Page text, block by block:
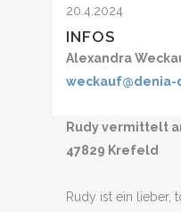
20.4.2024
INFOS
Alexandra
weckauf@denia-
Rudy vermittelt
47829 Krefeld
Rudy ist ein lieber,